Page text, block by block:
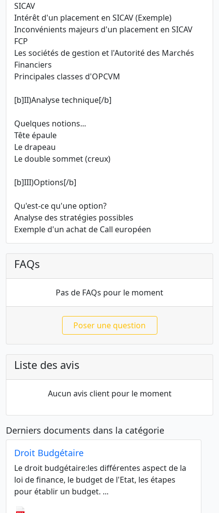
SICAV
Intérêt d'un placement en SICAV (Exemple)
Inconvénients majeurs d'un placement en SICAV
FCP
Les sociétés de gestion et l'Autorité des Marchés
Financiers
Principales classes d'OPCVM
[b]II)Analyse technique[/b]
Quelques notions...
Tête épaule
Le drapeau
Le double sommet (creux)
[b]III)Options[/b]
Qu'est-ce qu'une option?
Analyse des stratégies possibles
Exemple d'un achat de Call européen
FAQs
Pas de FAQs pour le moment
Poser une question
Liste des avis
Aucun avis client pour le moment
Derniers documents dans la catégorie
Droit Budgétaire
Le droit budgétaire:les différentes aspect de la
loi de finance, le budget de l'Etat, les étapes
pour établir un budget. ...